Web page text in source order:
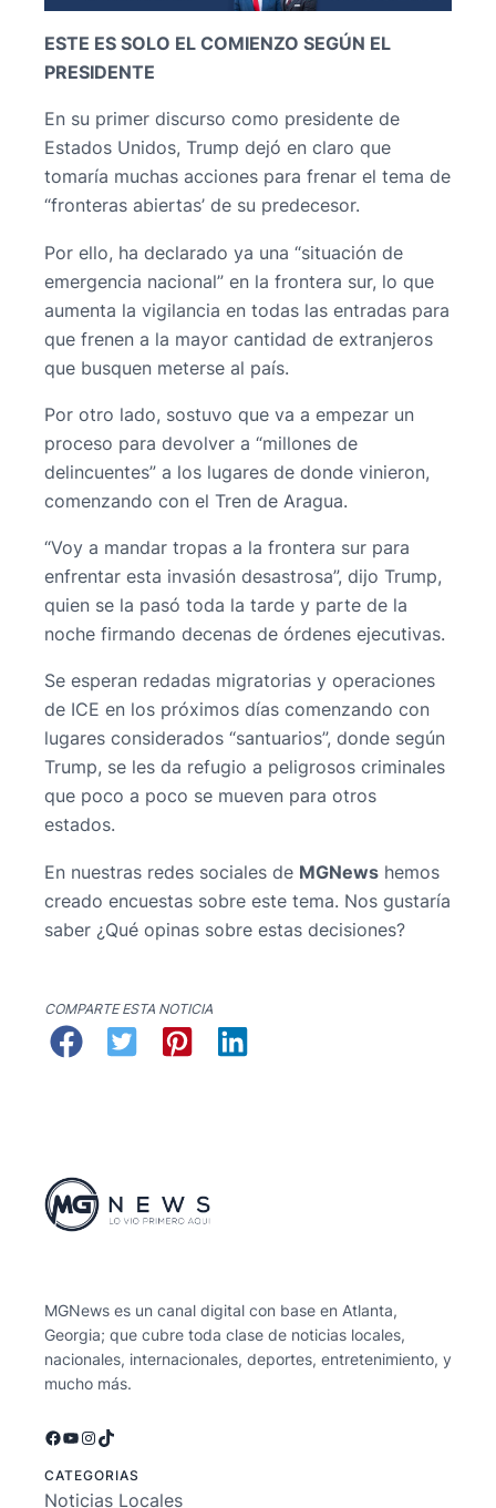
ESTE ES SOLO EL COMIENZO SEGÚN EL
PRESIDENTE
En su primer discurso como presidente de
Estados Unidos, Trump dejó en claro que
tomaría muchas acciones para frenar el tema de
“fronteras abiertas’ de su predecesor.
Por ello, ha declarado ya una “situación de
emergencia nacional” en la frontera sur, lo que
aumenta la vigilancia en todas las entradas para
que frenen a la mayor cantidad de extranjeros
que busquen meterse al país.
Por otro lado, sostuvo que va a empezar un
proceso para devolver a “millones de
delincuentes” a los lugares de donde vinieron,
comenzando con el Tren de Aragua.
“Voy a mandar tropas a la frontera sur para
enfrentar esta invasión desastrosa”, dijo Trump,
quien se la pasó toda la tarde y parte de la
noche firmando decenas de órdenes ejecutivas.
Se esperan redadas migratorias y operaciones
de ICE en los próximos días comenzando con
lugares considerados “santuarios”, donde según
Trump, se les da refugio a peligrosos criminales
que poco a poco se mueven para otros
estados.
En nuestras redes sociales de MGNews hemos
creado encuestas sobre este tema. Nos gustaría
saber ¿Qué opinas sobre estas decisiones?
COMPARTE ESTA NOTICIA
MGNews es un canal digital con base en Atlanta,
Georgia; que cubre toda clase de noticias locales,
nacionales, internacionales, deportes, entretenimiento, y
mucho más.
Facebook
YouTube
Instagram
TikTok
CATEGORIAS
Noticias Locales